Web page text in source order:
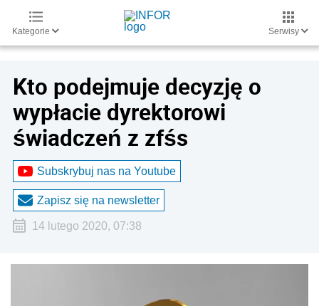
Kategorie Serwisy
Kto podejmuje decyzję o
wypłacie dyrektorowi
świadczeń z zfśs
Subskrybuj nas na Youtube
Zapisz się na newsletter
14 lutego 2020, 07:38